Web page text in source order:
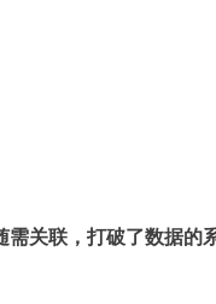
需关联，打破了数据的